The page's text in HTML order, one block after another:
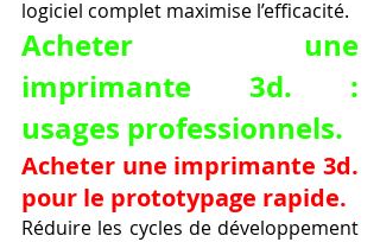
logiciel complet maximise l’efficacité.
Acheter une
imprimante 3d. :
usages professionnels.
Acheter une imprimante 3d.
pour le prototypage rapide.
Réduire les cycles de développement